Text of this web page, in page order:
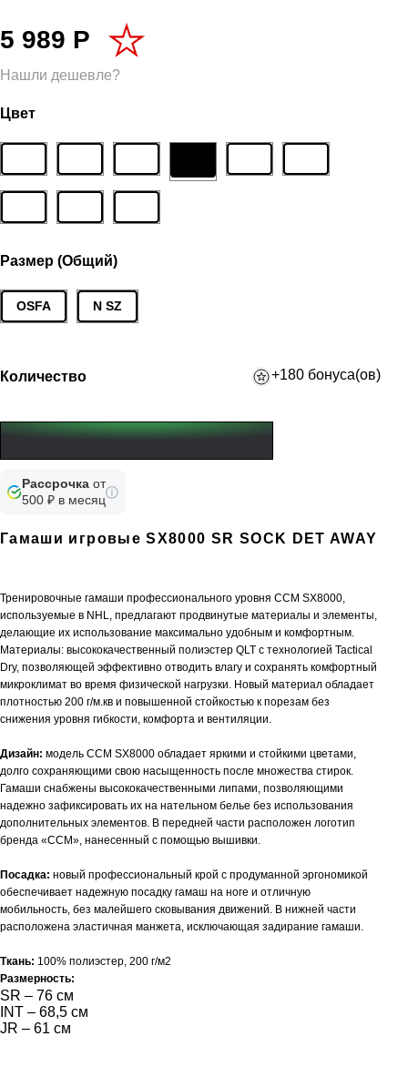
5 989 Р
Нашли дешевле?
Цвет
Размер (Общий)
OSFA N SZ
Количество +180 бонуса(ов)
Рассрочка от
500 ₽ в месяц
Гамаши игровые SX8000 SR SOCK DET AWAY
Тренировочные гамаши профессионального уровня CCM SX8000,
используемые в NHL, предлагают продвинутые материалы и элементы,
делающие их использование максимально удобным и комфортным.
Материалы: высококачественный полиэстер QLT с технологией Tactical
Dry, позволяющей эффективно отводить влагу и сохранять комфортный
микроклимат во время физической нагрузки. Новый материал обладает
плотностью 200 г/м.кв и повышенной стойкостью к порезам без
снижения уровня гибкости, комфорта и вентиляции.
Дизайн: модель CCM SX8000 обладает яркими и стойкими цветами,
долго сохраняющими свою насыщенность после множества стирок.
Гамаши снабжены высококачественными липами, позволяющими
надежно зафиксировать их на нательном белье без использования
дополнительных элементов. В передней части расположен логотип
бренда «CCM», нанесенный с помощью вышивки.
Посадка: новый профессиональный крой с продуманной эргономикой
обеспечивает надежную посадку гамаш на ноге и отличную
мобильность, без малейшего сковывания движений. В нижней части
расположена эластичная манжета, исключающая задирание гамаши.
Ткань: 100% полиэстер, 200 г/м2
Размерность:
SR – 76 см
INT – 68,5 см
JR – 61 см